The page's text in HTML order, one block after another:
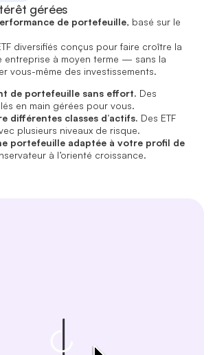
gérées
de portefeuille, basé sur le
diversifiés conçus pour faire croître la
entreprise à moyen terme — sans la
vous-même des investissements.
de portefeuille sans effort. Des
en main gérées pour vous.
différentes classes d’actifs. Des ETF
plusieurs niveaux de risque.
portefeuille adaptée à votre profil de
à l’orienté croissance.